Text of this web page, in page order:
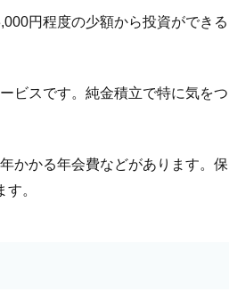
円程度の少額から投資ができる
ビスです。純金積立で特に気をつ
かかる年会費などがあります。保
。